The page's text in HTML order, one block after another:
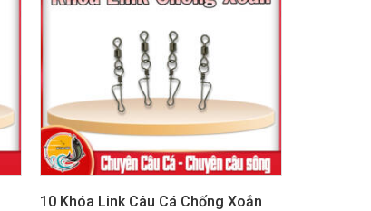
10 Khóa Link Câu Cá Chống Xoắn